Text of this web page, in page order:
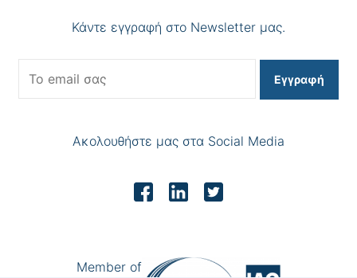
Κάντε εγγραφή στο Newsletter μας.
Εγγραφή
Ακολουθήστε μας στα Social Media
Member of